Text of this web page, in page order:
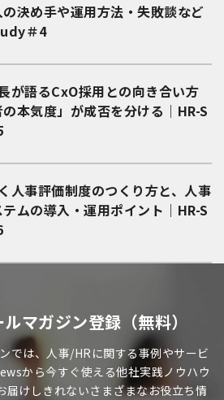
決め手や運用方法・失敗談など
＃4
が語るCxO採用との向き合い方
の本気度」が成否を分ける｜HR-S
人事評価制度のつくり方と、人事
ムの導入・運用ポイント｜HR-S
マガジン登録（無料）
では、人事/HRに関する事例やサービ
から今すぐ使える他社実践ノウハウ
届けしきれないさまざまなお役立ち情